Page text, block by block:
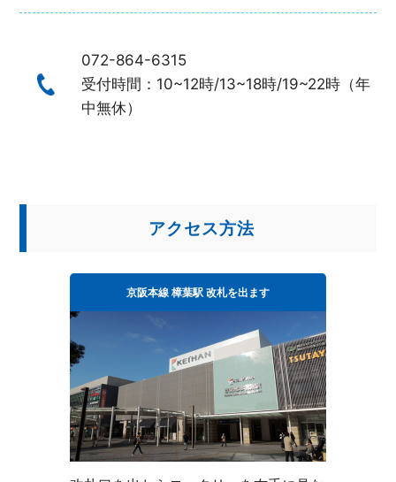
072-864-6315
受付時間：10~12時/13~18時/19~22時（年
中無休）
アクセス方法
京阪本線 樟葉駅 改札を出ます